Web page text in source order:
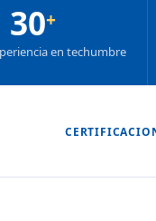
30+
en techumbre